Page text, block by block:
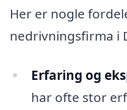
Her er nogle
nedrivningsfirma i
Erfaring og
har ofte stor